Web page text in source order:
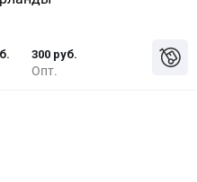
Опт.
300 руб.
-27%